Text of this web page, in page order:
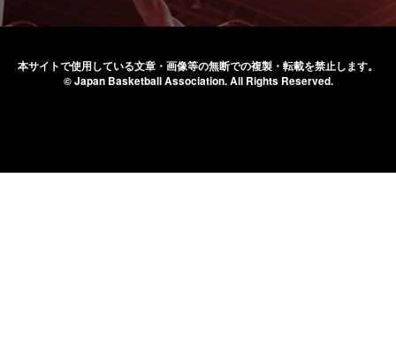
本サイトで使用している文章・画像等の無断での複製・転載を禁止します。
© Japan Basketball Association.All Rights Reserved.